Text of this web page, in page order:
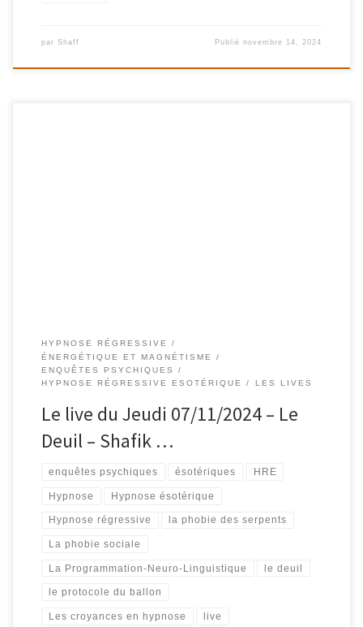
par Shaff Publiénovembre 14, 2024
HYPNOSE RÉGRESSIVE
ÉNERGÉTIQUE ET MAGNÉTISME
ENQUÊTES PSYCHIQUES
HYPNOSE RÉGRESSIVE ESOTÉRIQUE
LES LIVES
Le live du Jeudi 07/11/2024 – Le
Deuil – Shafik …
enquêtes psychiques ésotériques HRE
Hypnose Hypnose ésotérique
Hypnose régressive la phobie des serpents
La phobie sociale
La Programmation-Neuro-Linguistique le deuil
le protocole du ballon
Les croyances en hypnose live